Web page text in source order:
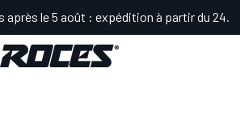
après le 5 août : expédition à partir du 24.